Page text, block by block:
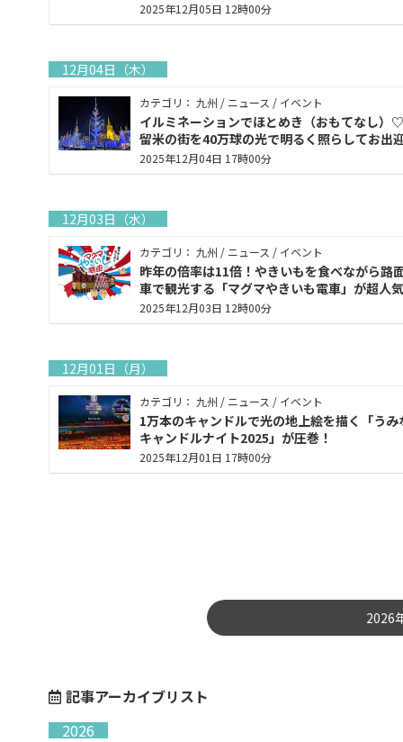
2025年12月05日 12時00分
12月04日（木）
カテゴリ： 九州 / ニュース / イベント
イルミネーションでほとめき（おもてなし）
留米の街を40万球の光で明るく照らしてお出
2025年12月04日 17時00分
12月03日（水）
カテゴリ： 九州 / ニュース / イベント
昨年の倍率は11倍！やきいもを食べながら路
車で観光する「マグマやきいも電車」が超人気
2025年12月03日 12時00分
12月01日（月）
カテゴリ： 九州 / ニュース / イベント
1万本のキャンドルで光の地上絵を描く「うみ
キャンドルナイト2025」が圧巻！
2025年12月01日 17時00分
2026
記事アーカイブリスト
2026